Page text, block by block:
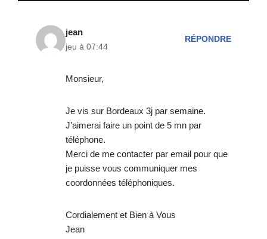
jean
jeu à 07:44
RÉPONDRE
Monsieur,
Je vis sur Bordeaux 3j par semaine.
J’aimerai faire un point de 5 mn par
téléphone.
Merci de me contacter par email pour que
je puisse vous communiquer mes
coordonnées téléphoniques.
Cordialement et Bien à Vous
Jean